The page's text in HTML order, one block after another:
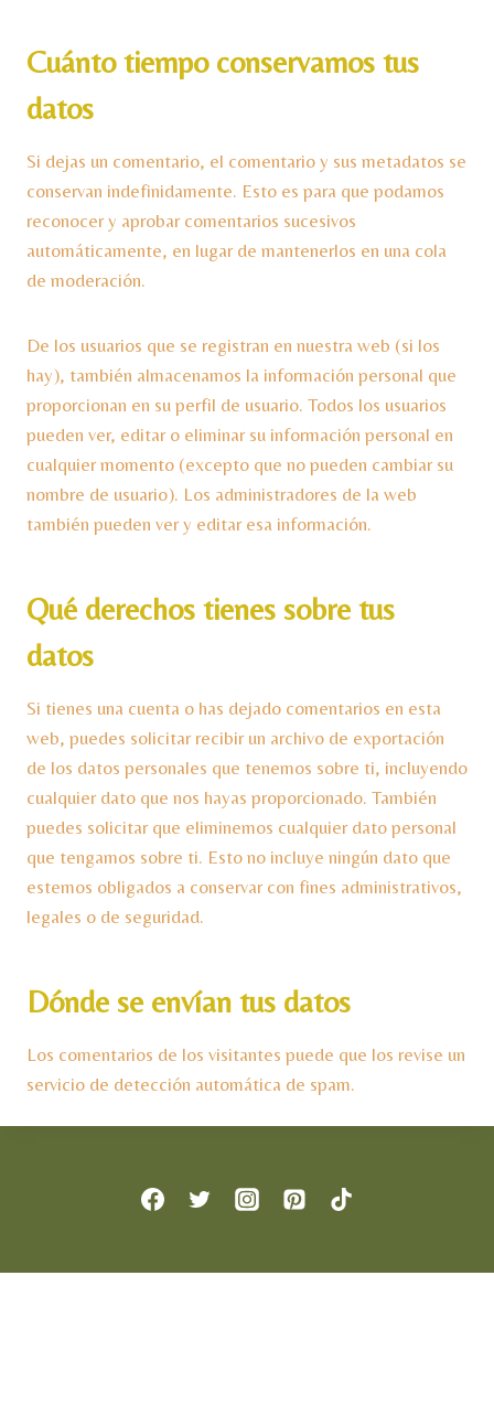
Cuánto tiempo conservamos tus
datos
Si dejas un comentario, el comentario y sus metadatos se
conservan indefinidamente. Esto es para que podamos
reconocer y aprobar comentarios sucesivos
automáticamente, en lugar de mantenerlos en una cola
de moderación.
De los usuarios que se registran en nuestra web (si los
hay), también almacenamos la información personal que
proporcionan en su perfil de usuario. Todos los usuarios
pueden ver, editar o eliminar su información personal en
cualquier momento (excepto que no pueden cambiar su
nombre de usuario). Los administradores de la web
también pueden ver y editar esa información.
Qué derechos tienes sobre tus
datos
Si tienes una cuenta o has dejado comentarios en esta
web, puedes solicitar recibir un archivo de exportación
de los datos personales que tenemos sobre ti, incluyendo
cualquier dato que nos hayas proporcionado. También
puedes solicitar que eliminemos cualquier dato personal
que tengamos sobre ti. Esto no incluye ningún dato que
estemos obligados a conservar con fines administrativos,
legales o de seguridad.
Dónde se envían tus datos
Los comentarios de los visitantes puede que los revise un
servicio de detección automática de spam.